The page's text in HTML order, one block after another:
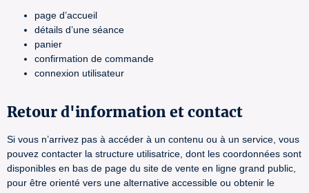
page d’accueil
détails d’une séance
panier
confirmation de commande
connexion utilisateur
Retour d'information et contact
Si vous n’arrivez pas à accéder à un contenu ou à un service, vous
pouvez contacter la structure utilisatrice, dont les coordonnées sont
disponibles en bas de page du site de vente en ligne grand public,
pour être orienté vers une alternative accessible ou obtenir le